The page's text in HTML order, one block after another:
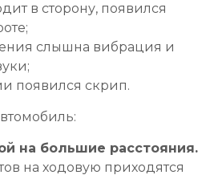
в сторону, появился
слышна вибрация и
появился скрип.
на большие расстояния.
на ходовую приходятся